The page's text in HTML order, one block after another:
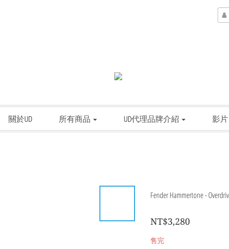
關於UD 所有商品 UD代理品牌介紹 影片
Fender Hammertone -
NT$3,280
售完